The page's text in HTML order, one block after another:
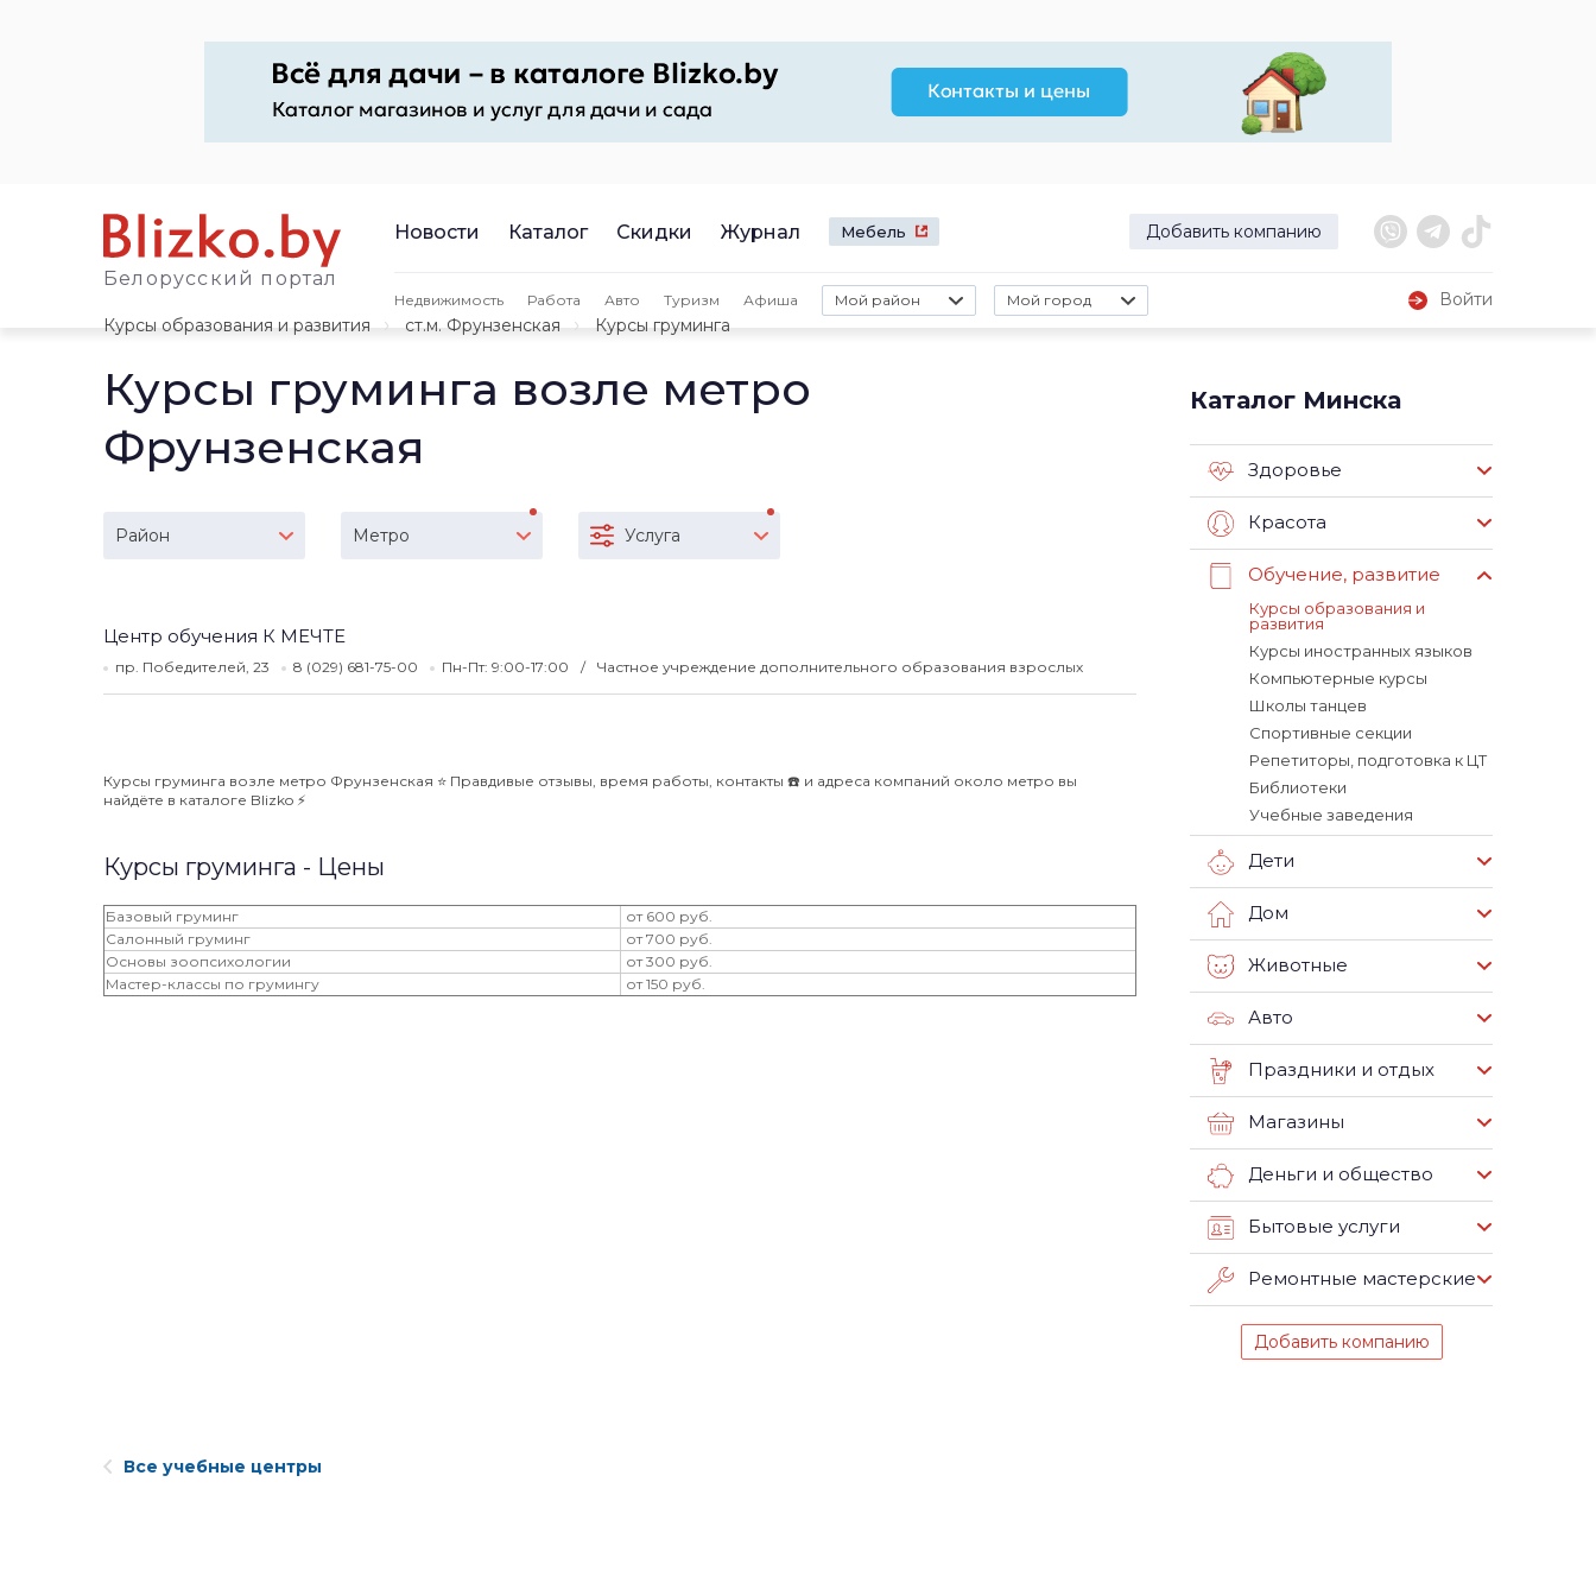
Белорусский портал
Новости Каталог Скидки Журнал Мебель Добавить компанию
Недвижимость Работа Авто Туризм Афиша Мой район Мой город
Войти
Курсы образования и развития
ст.м. Фрунзенская Курсы груминга
Курсы груминга возле метро
Фрунзенская
Район Метро Услуга
Центр обучения К МЕЧТЕ
пр. Победителей, 23 8 (029) 681-75-00 Пн-Пт: 9:00-17:00 Частное учреждение дополнительного образования взрослых
Курсы груминга возле метро Фрунзенская ⭐️ Правдивые отзывы, время работы, контакты ☎️ и адреса компаний около метро вы
найдёте в каталоге Blizko ⚡️
Курсы груминга - Цены
Базовый груминг
от 600 руб.
Салонный груминг
от 700 руб.
Основы зоопсихологии
от 300 руб.
Мастер-классы по грумингу
от 150 руб.
Каталог Минска
Здоровье
Красота
Обучение, развитие
Курсы образования и
развития
Курсы иностранных языков
Компьютерные курсы
Школы танцев
Спортивные секции
Репетиторы, подготовка к ЦТ
Библиотеки
Учебные заведения
Дети
Дом
Животные
Авто
Праздники и отдых
Магазины
Деньги и общество
Бытовые услуги
Ремонтные мастерские
Добавить компанию
Все учебные центры